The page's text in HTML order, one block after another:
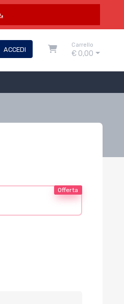
ACCEDI
Carrello
€ 0,00
Offerta